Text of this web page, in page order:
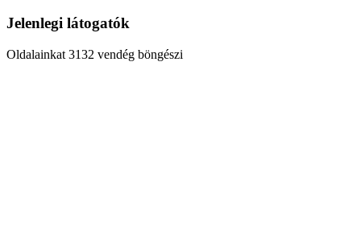
Jelenlegi látogatók
Oldalainkat 3132 vendég böngészi